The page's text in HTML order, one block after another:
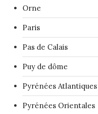
Orne
Paris
Pas de Calais
Puy de dôme
Pyrénées Atlantiques
Pyrénées Orientales